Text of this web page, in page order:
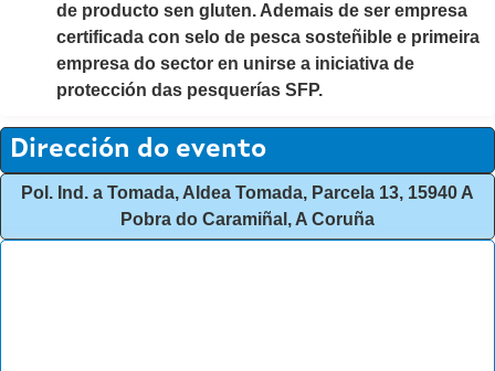
de producto sen gluten. Ademais de ser empresa
certificada con selo de pesca sosteñible e primeira
empresa do sector en unirse a iniciativa de
protección das pesquerías SFP.
Dirección do evento
Pol. Ind. a Tomada, Aldea Tomada, Parcela 13, 15940 A
Pobra do Caramiñal, A Coruña